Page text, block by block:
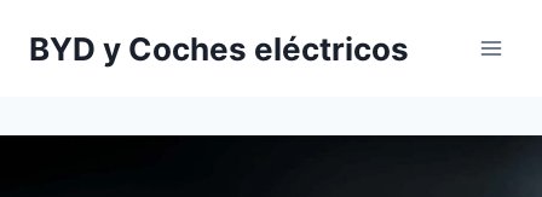
BYD y Coches eléctricos